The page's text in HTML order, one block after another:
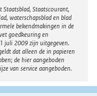
Staatscourant,
waterschapsblad en blad
bekendmakingen in de
goedkeuring en
juli 2009 zijn uitgegeven.
dat alleen de in papieren
de hier aangeboden
van service aangeboden.